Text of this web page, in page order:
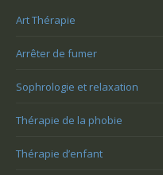
Art Thérapie
Arrêter de fumer
Sophrologie et relaxation
Thérapie de la phobie
Thérapie d’enfant